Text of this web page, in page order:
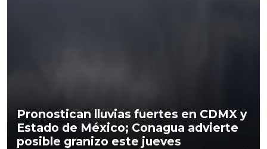
Pronostican lluvias fuertes en CDMX y
Estado de México; Conagua advierte
posible granizo este jueves